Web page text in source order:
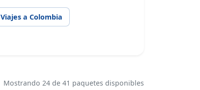
Viajes a Colombia
Mostrando 24 de 41 paquetes disponibles